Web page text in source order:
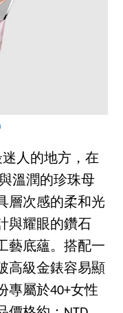
迷人的地方，在
溫潤的珍珠母
層次感的柔和光
與耀眼的鑽石
藝底蘊。搭配一
高級金錶容易顯
專屬於40+女性